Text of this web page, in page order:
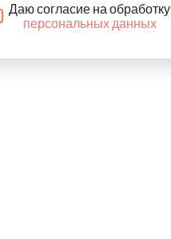
Даю согласие на обработку
персональных данных